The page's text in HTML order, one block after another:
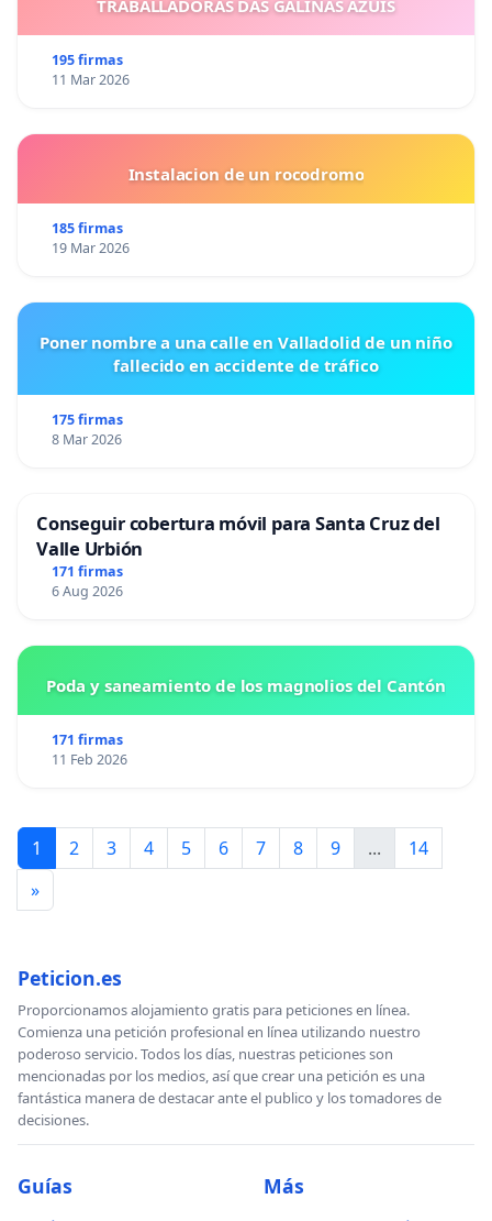
TRABALLADORAS DAS GALIÑAS AZUIS
195 firmas
11 Mar 2026
Instalacion de un rocodromo
185 firmas
19 Mar 2026
Poner nombre a una calle en Valladolid de un niño
fallecido en accidente de tráfico
175 firmas
8 Mar 2026
Conseguir cobertura móvil para Santa Cruz del
Valle Urbión
171 firmas
6 Aug 2026
Poda y saneamiento de los magnolios del Cantón
171 firmas
11 Feb 2026
1 2 3 4 5 6 7 8 9 ...
14
»
Peticion.es
Proporcionamos alojamiento gratis para peticiones en línea.
Comienza una petición profesional en línea utilizando nuestro
poderoso servicio. Todos los días, nuestras peticiones son
mencionadas por los medios, así que crear una petición es una
fantástica manera de destacar ante el publico y los tomadores de
decisiones.
Guías Más